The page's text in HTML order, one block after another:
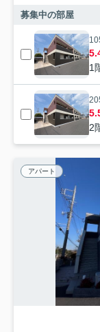
募集中の部屋
1
2
アパート